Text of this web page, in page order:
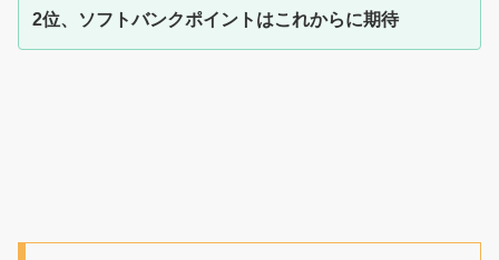
2位、ソフトバンクポイントはこれからに期待